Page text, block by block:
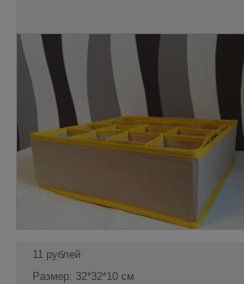
11 рублей
Размер: 32*32*10 см